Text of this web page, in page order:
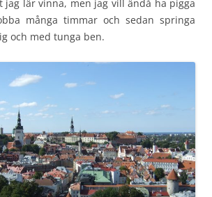
jag lär vinna, men jag vill ändå ha pigga
många timmar och sedan springa
och med tunga ben.